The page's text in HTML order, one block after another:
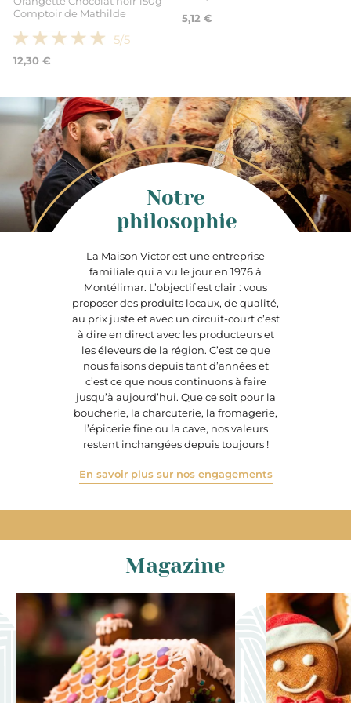
Comptoir de Mathilde
5/5
12,30 €
5,12 €
La Maison Victor est une entreprise
familiale qui a vu le jour en 1976 à
Montélimar. L’objectif est clair : vous
proposer des produits locaux, de qualité,
au prix juste et avec un circuit-court c’est
à dire en direct avec les producteurs et
les éleveurs de la région. C’est ce que
nous faisons depuis tant d’années et
c’est ce que nous continuons à faire
jusqu’à aujourd’hui. Que ce soit pour la
boucherie, la charcuterie, la fromagerie,
l’épicerie fine ou la cave, nos valeurs
restent inchangées depuis toujours !
En savoir plus sur nos engagements
Notre
philosophie
Magazine